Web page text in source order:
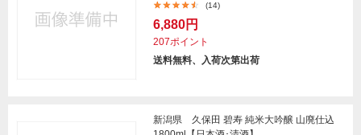
(14)
6,880円
207ポイント
送料無料、入荷次第出荷
新潟県 久保田 碧寿 純米大吟醸 山廃仕込